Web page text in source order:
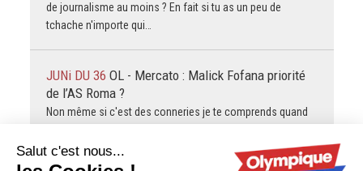
de journalisme au moins ? En fait si tu as un peu de
tchache n'importe qui…
JUNi DU 36 OL - Mercato : Malick Fofana priorité
de l’AS Roma ?
Non même si c'est des conneries je te comprends quand
juste, et sensé quand tu parles d'écologie